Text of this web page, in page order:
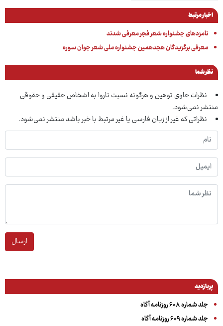
اخبار مرتبط
نامزدهای جشنواره شعر فجر معرفی شدند
معرفی برگزیدگان هجدهمین جشنواره ملی شعر جوان سوره
نظر شما
نظرات حاوی توهین و هرگونه نسبت ناروا به اشخاص حقیقی و حقوقی
منتشر نمی‌شود.
نظراتی که غیر از زبان فارسی یا غیر مرتبط با خبر باشد منتشر نمی‌شود.
ارسال
پربازدید
جلد شماره ۶۰۸ روزنامه آگاه
جلد شماره ۶۰۹ روزنامه آگاه